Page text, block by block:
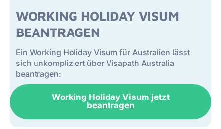
WORKING HOLIDAY VISUM
BEANTRAGEN
Ein Working Holiday Visum für Australien lässt
sich unkompliziert über Visapath Australia
beantragen:
Working Holiday Visum jetzt
beantragen